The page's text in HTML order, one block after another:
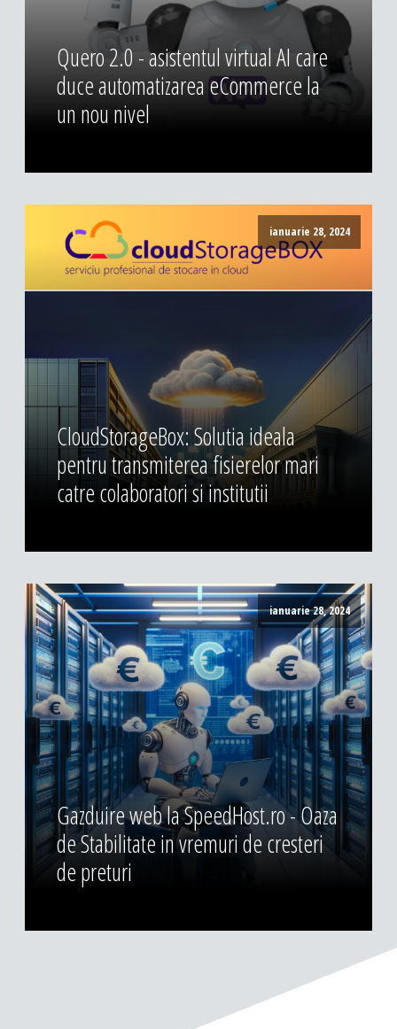
Quero 2.0 - asistentul virtual AI care
duce automatizarea eCommerce la
un nou nivel
ianuarie 28, 2024
CloudStorageBox: Solutia ideala
pentru transmiterea fisierelor mari
catre colaboratori si institutii
ianuarie 28, 2024
Gazduire web la SpeedHost.ro - Oaza
de Stabilitate in vremuri de cresteri
de preturi